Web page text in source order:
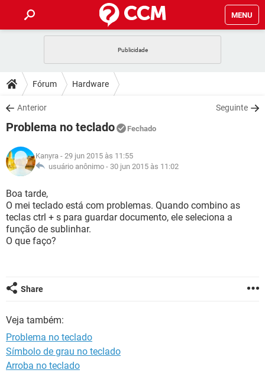
MENU
CELULAR
OUTLOOK
INSTAGRAM GMAIL
GUIA DE COMPRAS
DICAS
JOGOS
INSTAGRAM
GUIA DE COMPRAS
DOWNLOADS
JOGOS WHATSAPP
CELULAR
OUTLOOK EXCEL
INSTAGRAM
GUIA DE COMPRAS
JOGOS
CELULAR
OUTLOOK
INSTAGRAM GMAIL
GUIA DE COMPRAS
GLOSSÁRIO
CELULAR FACEBOOK
OUTLOOK
INSTAGRAM
Fórum Hardware
Anterior Seguinte
Problema no teclado Fechado
Kanyra - 29 jun 2015 às 11:55
usuário anônimo - 30 jun 2015 às 11:02
Boa tarde,
O mei teclado está com problemas. Quando combino as
teclas ctrl + s para guardar documento, ele seleciona a
função de sublinhar.
O que faço?
Share
Veja também:
Problema no teclado
Símbolo de grau no teclado
Arroba no teclado